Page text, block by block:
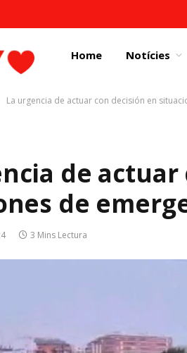
Home Notícies
La urgencia de actuar con decisión en
de
de
3 Mins Lectura